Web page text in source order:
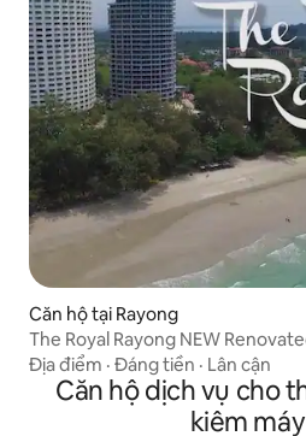
Căn hộ tại Rayong
The Royal Rayong NEW
Địa điểm · Đáng tiền · Lân cận
Căn hộ dịch vụ cho
kiêm